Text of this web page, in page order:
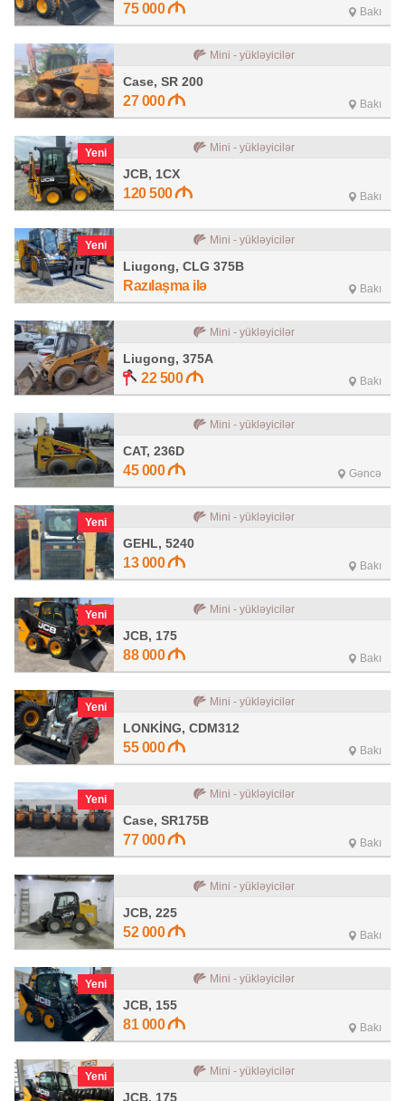
75 000 Bakı
Mini - yükləyicilər
Case, SR 200
27 000 Bakı
Yeni Mini - yükləyicilər
JCB, 1CX
120 500 Bakı
Yeni Mini - yükləyicilər
Liugong, CLG 375B
Razılaşma ilə Bakı
Mini - yükləyicilər
Liugong, 375A
22 500 Bakı
Mini - yükləyicilər
CAT, 236D
45 000 Gəncə
Yeni Mini - yükləyicilər
GEHL, 5240
13 000 Bakı
Yeni Mini - yükləyicilər
JCB, 175
88 000 Bakı
Yeni Mini - yükləyicilər
LONKİNG, CDM312
55 000 Bakı
Yeni Mini - yükləyicilər
Case, SR175B
77 000 Bakı
Mini - yükləyicilər
JCB, 225
52 000 Bakı
Yeni Mini - yükləyicilər
JCB, 155
81 000 Bakı
Yeni Mini - yükləyicilər
JCB, 175